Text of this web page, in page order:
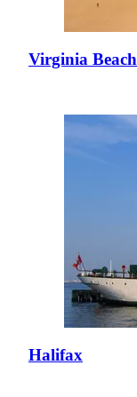
Virginia Beach
Halifax